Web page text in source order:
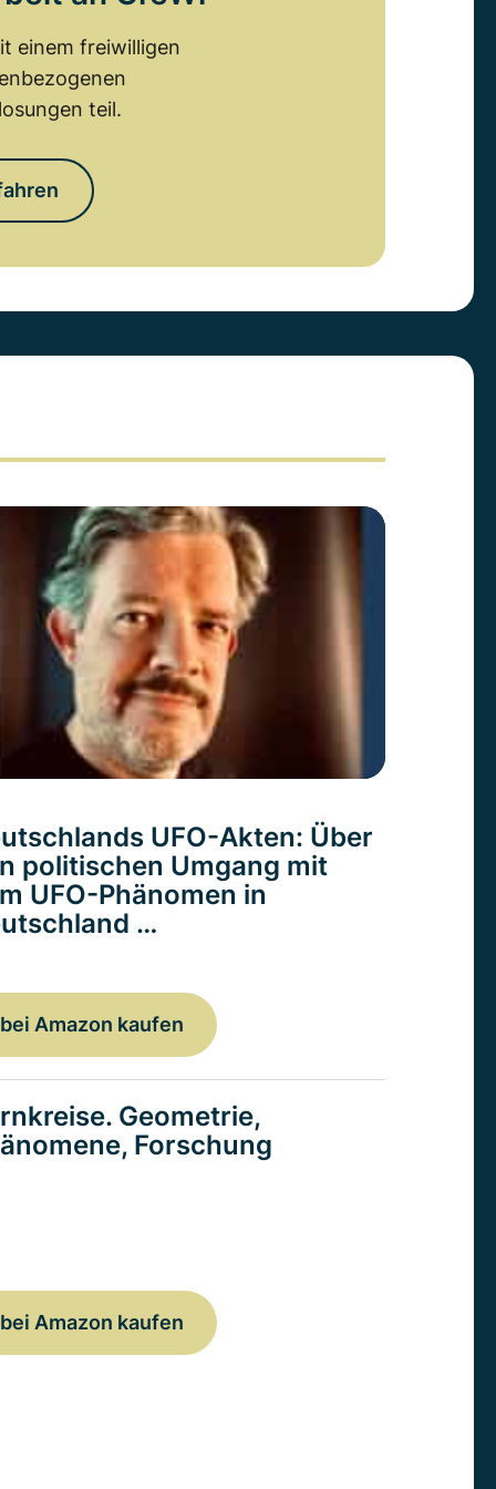
einem freiwilligen
teil.
UFO-Akten: Über
politischen Umgang mit
UFO-Phänomen in
…
bei Amazon kaufen
Geometrie,
Forschung
bei Amazon kaufen